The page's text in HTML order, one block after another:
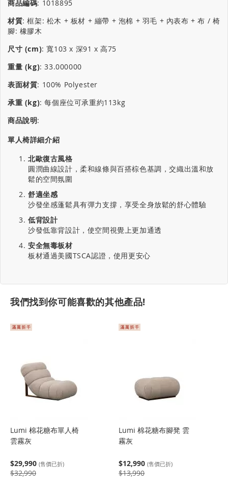
商品編碼: 1018895
材質:框架: 松木 + 板材 + 繃帶 + 泡棉 + 羽毛 + 內表布 + 布 / 椅
腳: 橡膠木
尺寸 (cm):寬103 x 深91 x 高75
重量 (kg):33.000000
表面材質: 100% Polyester
承重 (kg):每個座位可承重約113kg
商品說明:
單人椅詳細介紹
北歐復古風格
圓潤曲線設計，柔和線條與百搭棕色基調，交織出溫和放
鬆的空間氛圍
舒適坐感
沙發坐感蓬鬆具有彈力支撐，享受全身放鬆的舒心體驗
低背設計
沙發低靠背設計，使空間視覺上更加通透
安全無毒板材
板材通過美國TSCA認證，使用更安心
我們找到你可能喜歡的其他產品!
Lumi 棉花糖布單人椅
雲霧灰
$29,990 (售價已折)
$32,990
Lumi 棉花糖布腳凳 雲
霧灰
$12,990 (售價已折)
$13,990